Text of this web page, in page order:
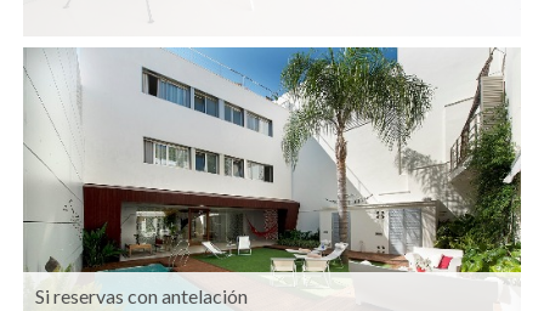
Si reservas con antelación